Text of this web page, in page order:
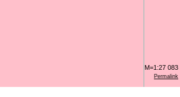
Permalink
M=1:27 083